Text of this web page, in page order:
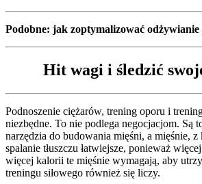
Podobne: jak zoptymalizować
Hit wagi i śledzić
Podnoszenie ciężarów, trening oporu i trening
niezbędne. To nie podlega negocjacjom. Są
narzędzia do budowania mięśni, a mięśnie,
spalanie tłuszczu łatwiejsze, ponieważ
więcej kalorii te mięśnie wymagają, aby
treningu siłowego również się liczy.